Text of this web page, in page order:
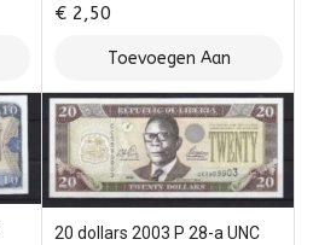
€ 2,50
Toevoegen Aan
Winkelwagen
20 dollars 2003 P 28-a UNC